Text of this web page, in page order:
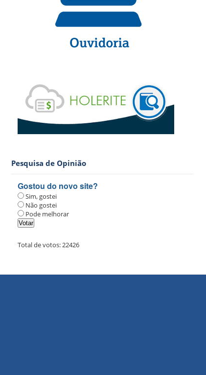
Pesquisa de Opinião
Gostou do novo site?
Sim, gostei
Não gostei
Pode melhorar
Total de votos:22426